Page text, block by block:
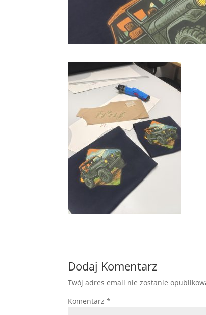
Dodaj Komentarz
Twój adres email nie zostanie
Komentarz*